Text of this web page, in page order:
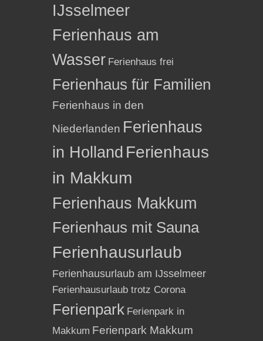
IJsselmeer
Ferienhaus am
Wasser Ferienhaus frei
Ferienhaus für Familien
Ferienhaus in den
Niederlanden Ferienhaus
in Holland Ferienhaus
in Makkum
Ferienhaus Makkum
Ferienhaus mit Sauna
Ferienhausurlaub
Ferienhausurlaub am IJsselmeer
Ferienhausurlaub trotz Corona
Ferienpark Ferienpark in
Makkum Ferienpark Makkum